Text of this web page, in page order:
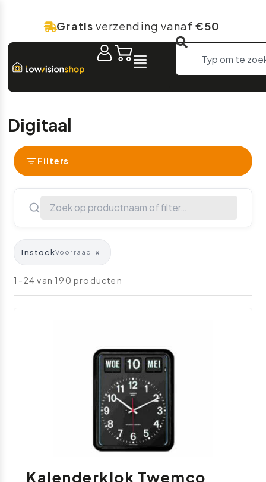
Gratis verzending vanaf €50
Digitaal
Filters
instockVoorraad ×
1-24 van 190 producten
Kalenderklok Twemco